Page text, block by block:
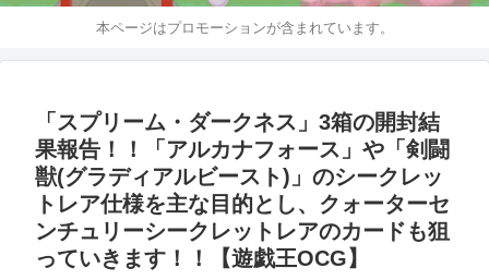
本ページはプロモーションが含まれています。
「スプリーム・ダークネス」3箱の開封結
果報告！！「アルカナフォース」や「剣闘
獣(グラディアルビースト)」のシークレッ
トレア仕様を主な目的とし、クォーターセ
ンチュリーシークレットレアのカードも狙
っていきます！！【遊戯王OCG】